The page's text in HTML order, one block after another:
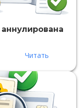
Читать